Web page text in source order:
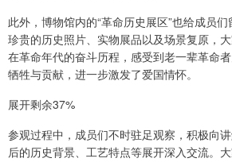
此外，博物馆内的“革命历史展区”也给成员
珍贵的历史照片、实物展品以及场景复原，
在革命年代的奋斗历程，感受到老一辈革命
牺牲与贡献，进一步激发了爱国情怀。
展开剩余37%
参观过程中，成员们不时驻足观察，积极向
后的历史背景、工艺特点等展开深入交流。